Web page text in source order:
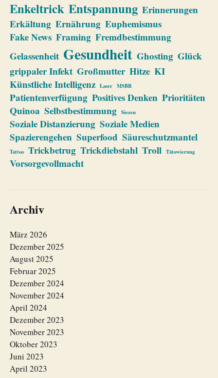
Enkeltrick Entspannung Erinnerungen
Erkältung Ernährung Euphemismus
Fake News Framing Fremdbestimmung
Gelassenheit Gesundheit Ghosting Glück
grippaler Infekt Großmutter Hitze KI
Künstliche Intelligenz Laser MSBR
Patientenverfügung Positives Denken Prioritäten
Quinoa Selbstbestimmung Siezen
Soziale Distanzierung Soziale Medien
Spazierengehen Superfood Säureschutzmantel
Tattoo Trickbetrug Trickdiebstahl Troll Tätowierung
Vorsorgevollmacht
Archiv
März 2026
Dezember 2025
August 2025
Februar 2025
Dezember 2024
November 2024
April 2024
Dezember 2023
November 2023
Oktober 2023
Juni 2023
April 2023